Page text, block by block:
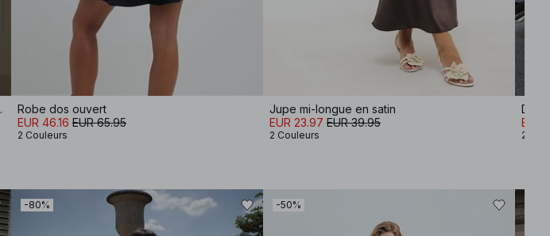
longues
Robe dos ouvert
EUR 46.16 EUR 65.95
2 Couleurs
Jupe mi-longue en satin
EUR 23.97 EUR 39.95
2 Couleurs
EUR
2
-80% -50%